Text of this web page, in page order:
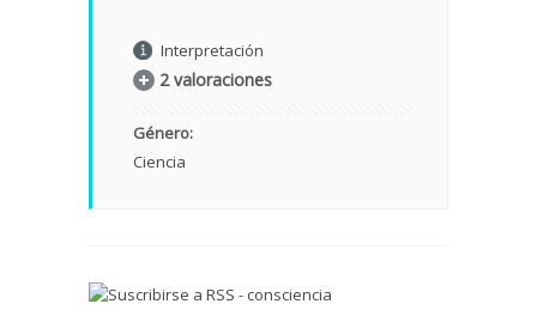
Interpretación
2 valoraciones
Género:
Ciencia